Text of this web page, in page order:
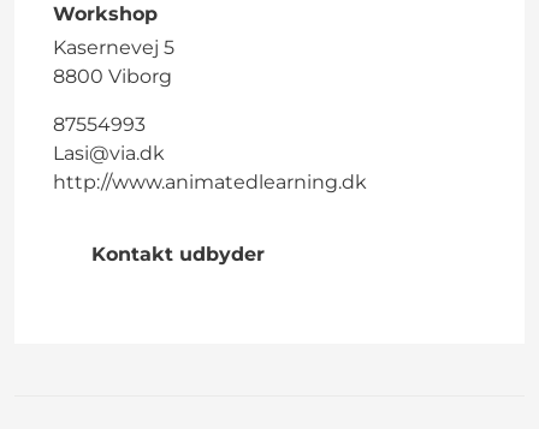
Workshop
Kasernevej 5
8800 Viborg
87554993
Lasi@via.dk
http://www.animatedlearning.dk
Kontakt udbyder